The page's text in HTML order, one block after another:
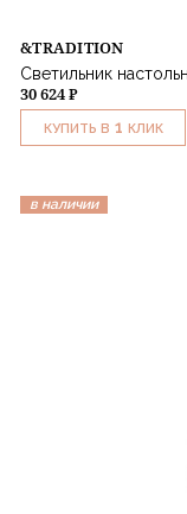
&TRADITION
Светильник
30 624 ₽
КУПИТЬ В 1 КЛИК
в наличии